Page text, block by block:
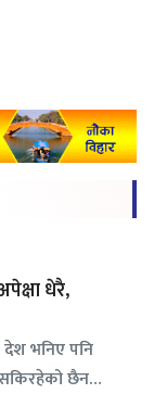
धेरै,
देश भनिए पनि
सकिरहेको छैन…